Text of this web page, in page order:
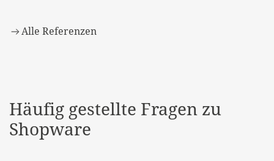
Alle Referenzen
Häufig gestellte Fragen zu
Shopware